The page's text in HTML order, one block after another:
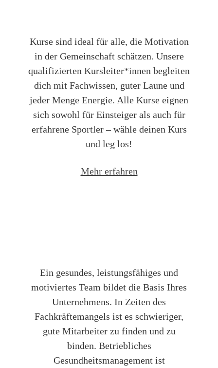
Kurse sind ideal für alle, die Motivation
in der Gemeinschaft schätzen. Unsere
qualifizierten Kursleiter*innen begleiten
dich mit Fachwissen, guter Laune und
jeder Menge Energie. Alle Kurse eignen
sich sowohl für Einsteiger als auch für
erfahrene Sportler – wähle deinen Kurs
und leg los!
Mehr erfahren
Ein gesundes, leistungsfähiges und
motiviertes Team bildet die Basis Ihres
Unternehmens. In Zeiten des
Fachkräftemangels ist es schwieriger,
gute Mitarbeiter zu finden und zu
binden. Betriebliches
Gesundheitsmanagement ist